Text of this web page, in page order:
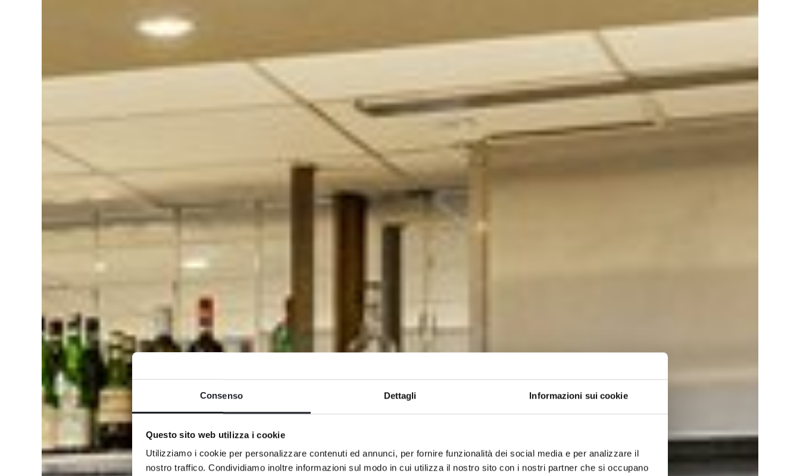
Consenso Dettagli Informazioni sui cookie
Questo sito web utilizza i cookie
Utilizziamo i cookie per personalizzare contenuti ed annunci, per fornire funzionalità dei social media e per analizzare il
nostro traffico. Condividiamo inoltre informazioni sul modo in cui utilizza il nostro sito con i nostri partner che si occupano